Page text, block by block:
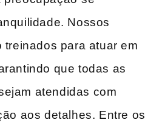
Nossos
para atuar em
que todas as
atendidas com
aos detalhes. Entre os